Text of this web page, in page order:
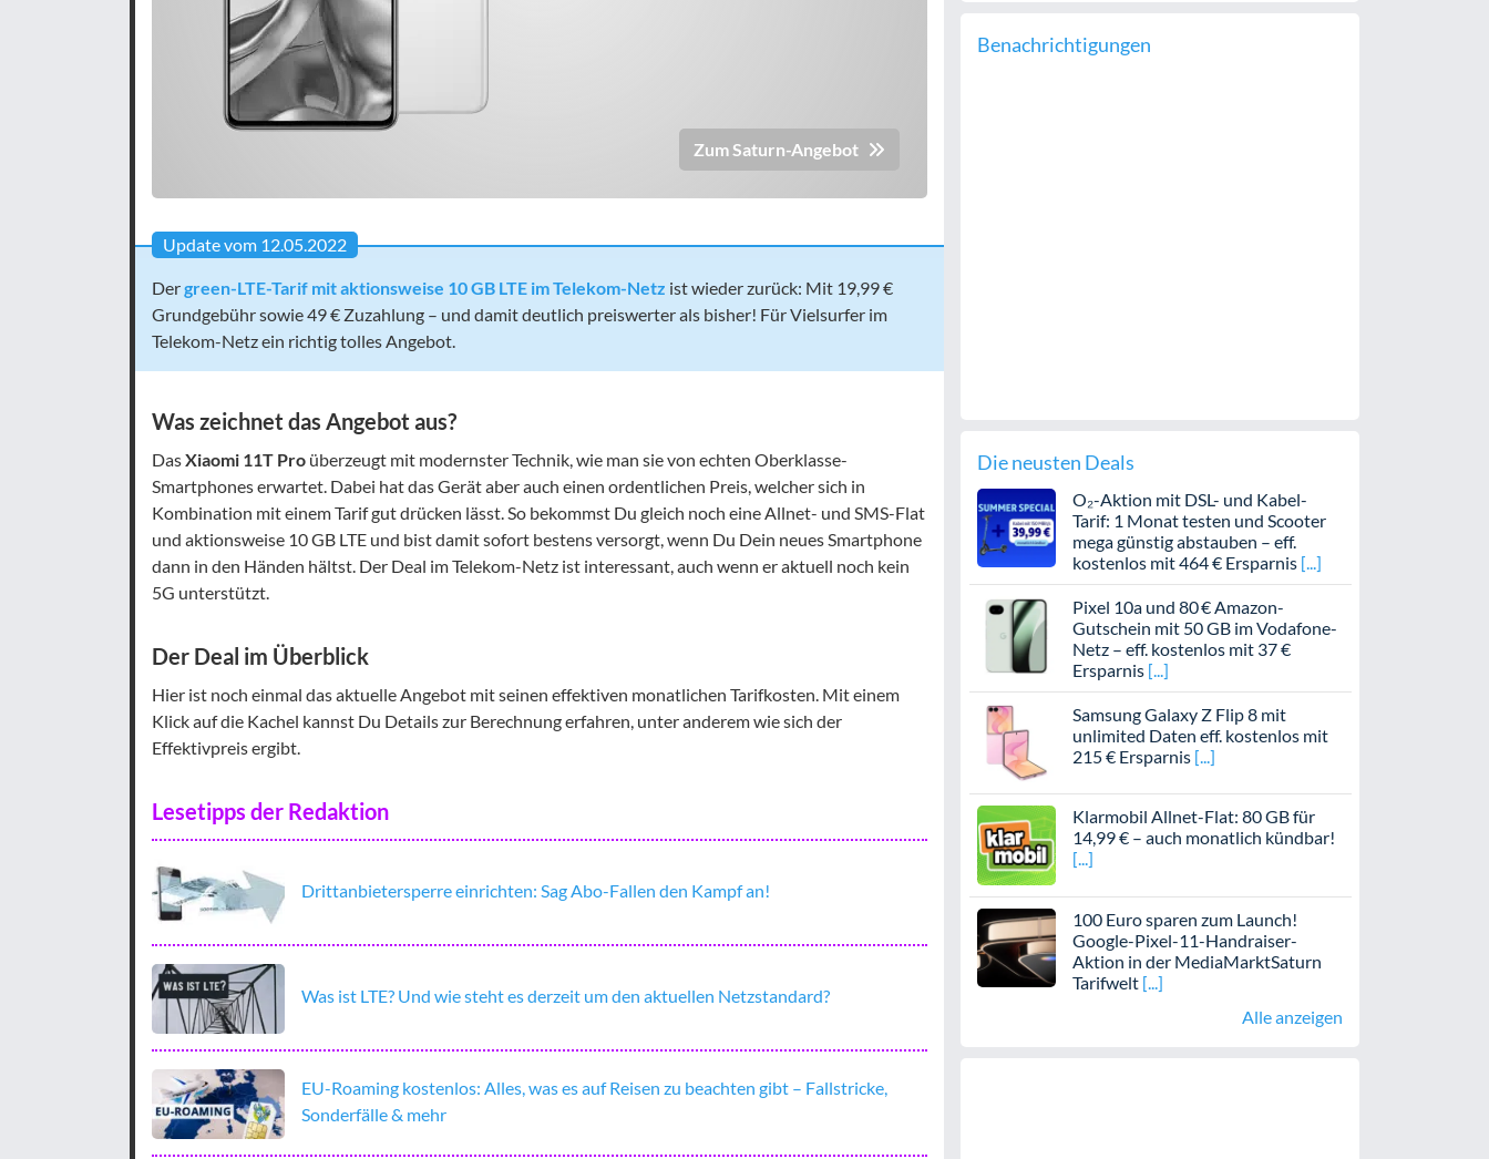
Zum Saturn-Angebot
Update vom 12.05.2022
Dergreen-LTE-Tarif mit aktionsweise 10 GB LTE im Telekom-Netz ist wieder zurück: Mit 19,99 €
Grundgebühr sowie 49 € Zuzahlung – und damit deutlich preiswerter als bisher! Für Vielsurfer im
Telekom-Netz ein richtig tolles Angebot.
Was zeichnet das Angebot aus?
DasXiaomi 11T Pro überzeugt mit modernster Technik, wie man sie von echten Oberklasse-
Smartphones erwartet. Dabei hat das Gerät aber auch einen ordentlichen Preis, welcher sich in
Kombination mit einem Tarif gut drücken lässt. So bekommst Du gleich noch eine Allnet- und SMS-Flat
und aktionsweise 10 GB LTE und bist damit sofort bestens versorgt, wenn Du Dein neues Smartphone
dann in den Händen hältst. Der Deal im Telekom-Netz ist interessant, auch wenn er aktuell noch kein
5G unterstützt.
Der Deal im Überblick
Hier ist noch einmal das aktuelle Angebot mit seinen effektiven monatlichen Tarifkosten. Mit einem
Klick auf die Kachel kannst Du Details zur Berechnung erfahren, unter anderem wie sich der
Effektivpreis ergibt.
Lesetipps der Redaktion
Drittanbietersperre einrichten: Sag Abo-Fallen den Kampf an!
Was ist LTE? Und wie steht es derzeit um den aktuellen Netzstandard?
EU-Roaming kostenlos: Alles, was es auf Reisen zu beachten gibt – Fallstricke,
Sonderfälle & mehr
Benachrichtigungen
Die neusten Deals
O₂-Aktion mit DSL- und Kabel-
Tarif: 1 Monat testen und Scooter
mega günstig abstauben – eff.
kostenlos mit 464 € Ersparnis
Pixel 10a und 80 € Amazon-
Gutschein mit 50 GB im Vodafone-
Netz – eff. kostenlos mit 37 €
Ersparnis
Samsung Galaxy Z Flip 8 mit
unlimited Daten eff. kostenlos mit
215 € Ersparnis
Klarmobil Allnet-Flat: 80 GB für
14,99 € – auch monatlich kündbar!
100 Euro sparen zum Launch!
Google-Pixel-11-Handraiser-
Aktion in der MediaMarktSaturn
Tarifwelt
Alle anzeigen